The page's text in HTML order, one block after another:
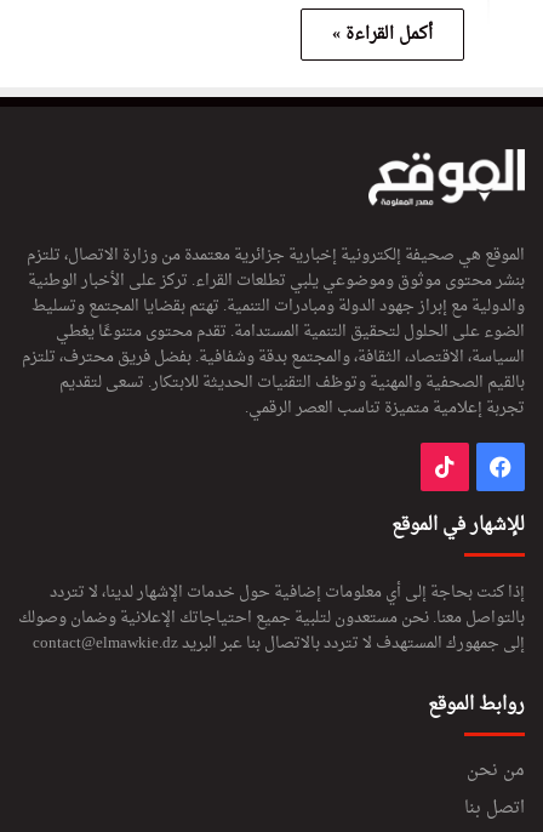
أكمل القراءة »
الموقع هي صحيفة إلكترونية إخبارية جزائرية معتمدة من وزارة الاتصال، تلتزم
بنشر محتوى موثوق وموضوعي يلبي تطلعات القراء. تركز على الأخبار الوطنية
والدولية مع إبراز جهود الدولة ومبادرات التنمية. تهتم بقضايا المجتمع وتسليط
الضوء على الحلول لتحقيق التنمية المستدامة. تقدم محتوى متنوعًا يغطي
السياسة، الاقتصاد، الثقافة، والمجتمع بدقة وشفافية. بفضل فريق محترف، تلتزم
بالقيم الصحفية والمهنية وتوظف التقنيات الحديثة للابتكار. تسعى لتقديم
تجربة إعلامية متميزة تناسب العصر الرقمي.
فيسبوك
للإشهار في الموقع
إذا كنت بحاجة إلى أي معلومات إضافية حول خدمات الإشهار لدينا، لا تتردد
بالتواصل معنا. نحن مستعدون لتلبية جميع احتياجاتك الإعلانية وضمان وصولك
إلى جمهورك المستهدف لا تتردد بالاتصال بنا عبر البريدcontact@elmawkie.dz
روابط الموقع
من نحن
اتصل بنا